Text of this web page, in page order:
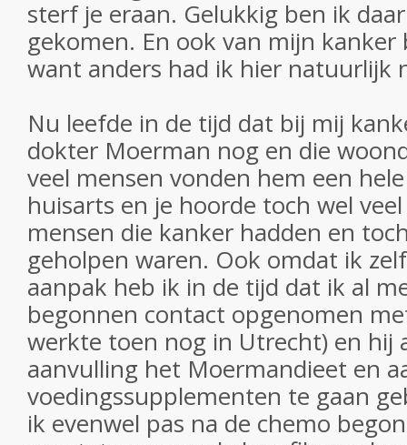
sterf je eraan. Gelukkig ben ik
gekomen. En ook van mijn
want anders had ik hier natuurlijk
Nu leefde in de tijd dat bij mij
dokter Moerman nog en die
veel mensen vonden hem een
huisarts en je hoorde toch wel
mensen die kanker hadden en
geholpen waren. Ook omdat ik
aanpak heb ik in de tijd dat ik al
begonnen contact opgenomen
werkte toen nog in Utrecht) en hij
aanvulling het Moermandieet en
voedingssupplementen te gaan
ik evenwel pas na de chemo